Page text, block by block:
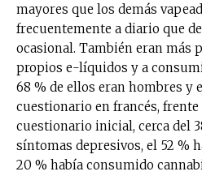
mayores que los demás
frecuentemente a diario que
ocasional. También eran más
propios e-líquidos y a
68 % de ellos eran hombres y
cuestionario en francés, frente
cuestionario inicial, cerca del
síntomas depresivos, el 52 %
20 % había consumido